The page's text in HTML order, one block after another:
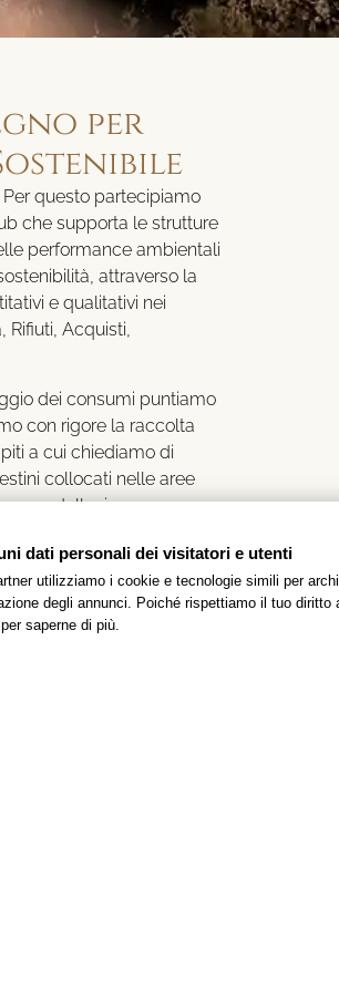
per
Per questo partecipiamo
che supporta le strutture
performance ambientali
attraverso la
e qualitativi nei
Rifiuti, Acquisti,
dei consumi puntiamo
con rigore la raccolta
a cui chiediamo di
collocati nelle aree
delle risorse come
dati personali dei visitatori e utenti
utilizziamo i cookie e tecnologie simili per
degli annunci. Poiché rispettiamo il tuo
saperne di più.